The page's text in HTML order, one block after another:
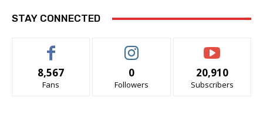
STAY CONNECTED
8,567
Fans
0
Followers
20,910
Subscribers